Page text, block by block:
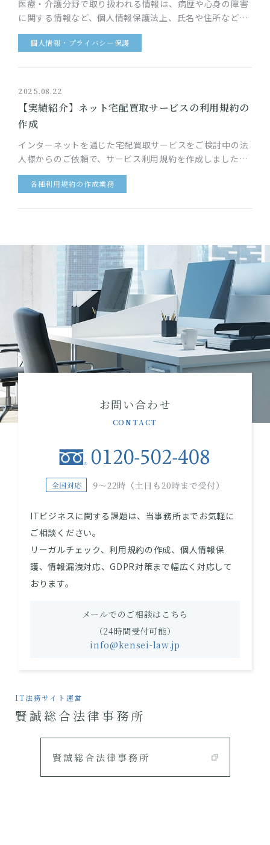
医療・介護分野で取り扱われる情報は、病歴や心身の障害
に関する情報など、個人情報保護法上、氏名や住所などの
一般的な個人情報に比して厳格な取り扱いが求められてい
る「要配慮個人情報」が大…
個人情報・プライバシー保護
2025.08.22
【実績紹介】ネット宅配買取サービスの利用規約の
作成
インターネットを通じた宅配買取サービスをご検討中の法
人様からのご依頼で、サービス利用規約を作成しました。
このサービスでは、サービス利用者は、自宅で不要になっ
た品物の買取をインター…
各種利用規約の作成業務
お問い合わせ
CONTACT
ITビジネスに関する課題は、当事務所までお気軽に
ご相談ください。
リーガルチェック、利用規約の作成、個人情報保
護、情報漏洩対応、GDPR対策まで幅広く対応して
おります。
メールでのご相談はこちら
（24時間受付可能）
info@kensei-law.jp
IT法務サイト運営
賢誠総合法律事務所